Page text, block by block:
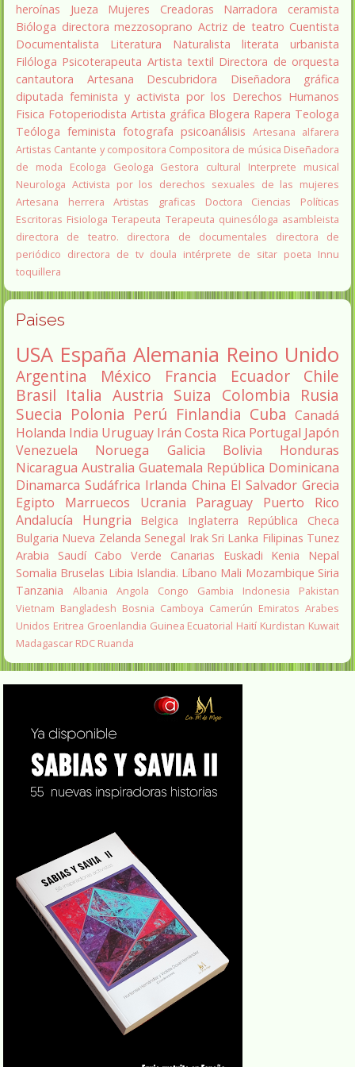
heroínas Jueza Mujeres Creadoras Narradora
ceramista
Bióloga directora mezzosoprano Actriz de teatro Cuentista
Documentalista
Literatura Naturalista literata
urbanista
Filóloga Psicoterapeuta Artista textil Directora de orquesta
cantautora
Artesana Descubridora
Diseñadora gráfica
diputada feminista y activista por los Derechos Humanos
Fisica Fotoperiodista Artista gráfica Blogera Rapera Teologa
Teóloga feminista fotografa psicoanálisis Artesana alfarera
Artistas Cantante y compositora Compositora de música Diseñadora
de moda
Ecologa Geologa Gestora cultural
Interprete musical
Neurologa Activista por los derechos sexuales de las mujeres
Artesana herrera
Artistas graficas
Doctora Ciencias Políticas
Escritoras Fisiologa Terapeuta Terapeuta quinesóloga asambleista
directora de teatro.
directora de documentales
directora de
periódico directora de tv doula intérprete de sitar poeta Innu
toquillera
Paises
USA España Alemania Reino Unido
Argentina México Francia Ecuador
Chile
Brasil Italia Austria Suiza Colombia Rusia
Suecia Polonia Perú Finlandia Cuba Canadá
Holanda India Uruguay Irán Costa Rica Portugal Japón
Venezuela
Noruega Galicia Bolivia
Honduras
Nicaragua Australia Guatemala República Dominicana
Dinamarca Sudáfrica Irlanda China El Salvador Grecia
Egipto
Marruecos Ucrania Paraguay
Puerto Rico
Andalucía
Hungria Belgica Inglaterra
República Checa
Bulgaria Nueva Zelanda Senegal Irak Sri Lanka Filipinas Tunez
Arabia Saudí Cabo Verde Canarias Euskadi Kenia
Nepal
Somalia Bruselas Libia Islandia. Líbano Mali Mozambique Siria
Tanzania
Albania Angola Congo Gambia Indonesia
Pakistan
Vietnam Bangladesh Bosnia Camboya Camerún Emiratos Arabes
Unidos Eritrea Groenlandia Guinea Ecuatorial Haití Kurdistan Kuwait
Madagascar RDC Ruanda